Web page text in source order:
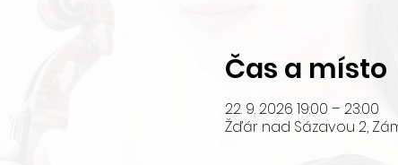
Čas a místo
22. 9. 2026 19:00 – 23:00
Žďár nad Sázavou 2,